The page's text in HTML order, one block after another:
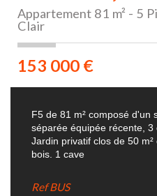
Appartement 81 m² - 5
Clair
153 000 €
F5 de 81 m² composé d'un
séparée équipée récente, 3
Jardin privatif clos de 50
bois. 1 cave
RefBUS